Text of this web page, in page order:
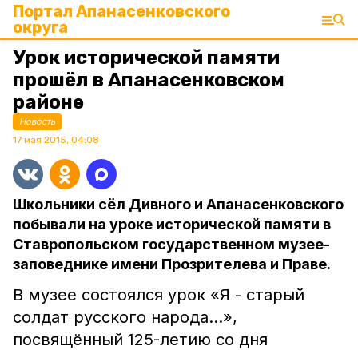
Портал Апанасенковского
округа
Урок исторической памяти
прошёл в Апанасенковском
районе
Новость
17 мая 2015, 04:08
Школьники сёл Дивного и Апанасенковского
побывали на уроке исторической памяти в
Ставропольском государственном музее-
заповеднике имени Прозрителева и Праве.
В музее состоялся урок «Я - старый
солдат русского народа…»,
посвящённый 125-летию со дня